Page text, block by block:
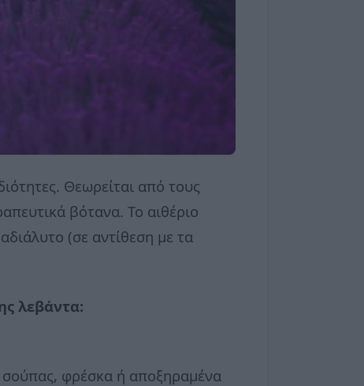
Θεωρείται από τους
βότανα. Το αιθέριο
(σε αντίθεση με τα
λεβάντα:
σούπας, φρέσκα ή αποξηραμένα